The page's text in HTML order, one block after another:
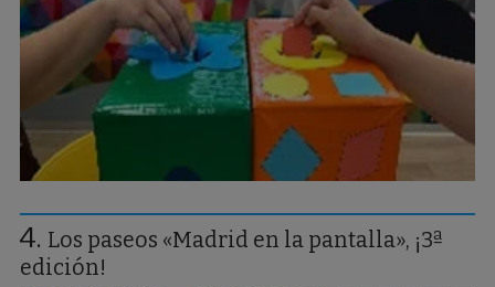
Los paseos «Madrid en la pantalla», ¡3ª
edición!